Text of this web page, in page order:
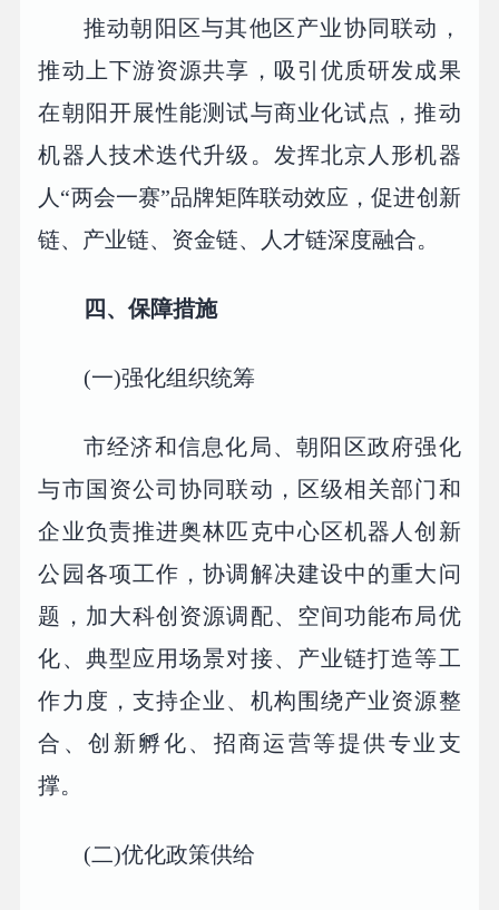
推动朝阳区与其他区产业协同联动，
推动上下游资源共享，吸引优质研发成果
在朝阳开展性能测试与商业化试点，推动
机器人技术迭代升级。发挥北京人形机器
人“两会一赛”品牌矩阵联动效应，促进创新
链、产业链、资金链、人才链深度融合。
四、保障措施
(一)强化组织统筹
市经济和信息化局、朝阳区政府强化
与市国资公司协同联动，区级相关部门和
企业负责推进奥林匹克中心区机器人创新
公园各项工作，协调解决建设中的重大问
题，加大科创资源调配、空间功能布局优
化、典型应用场景对接、产业链打造等工
作力度，支持企业、机构围绕产业资源整
合、创新孵化、招商运营等提供专业支
撑。
(二)优化政策供给